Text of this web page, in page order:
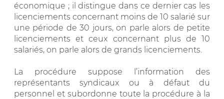
économique ; il distingue dans ce dernier cas les
licenciements concernant moins de 10 salarié sur
une période de 30 jours, on parle alors de petite
licenciements et ceux concernant plus de 10
salariés, on parle alors de grands licenciements.
La procédure suppose l’information des
représentants syndicaux ou à défaut du
personnel et subordonne toute la procédure à la